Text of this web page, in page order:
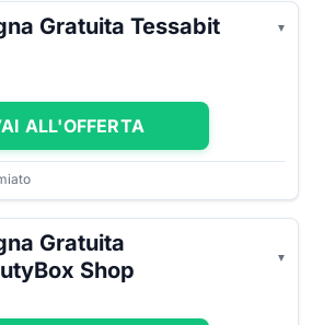
Gratuita Tessabit
ALL'OFFERTA
Gratuita
Shop